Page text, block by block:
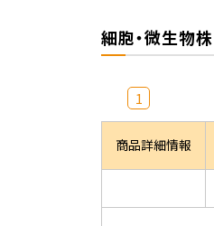
細胞・微生物株
1
商品詳細情報